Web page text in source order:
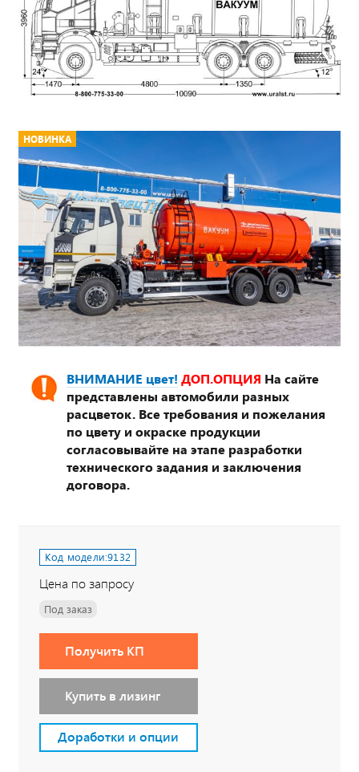
НОВИНКА
ВНИМАНИЕ цвет! ДОП.ОПЦИЯ На сайте
представлены автомобили разных
расцветок. Все требования и пожелания
по цвету и окраске продукции
согласовывайте на этапе разработки
технического задания и заключения
договора.
Код модели:9132
Цена по запросу
Под заказ
Получить КП
Купить в лизинг
Доработки и опции